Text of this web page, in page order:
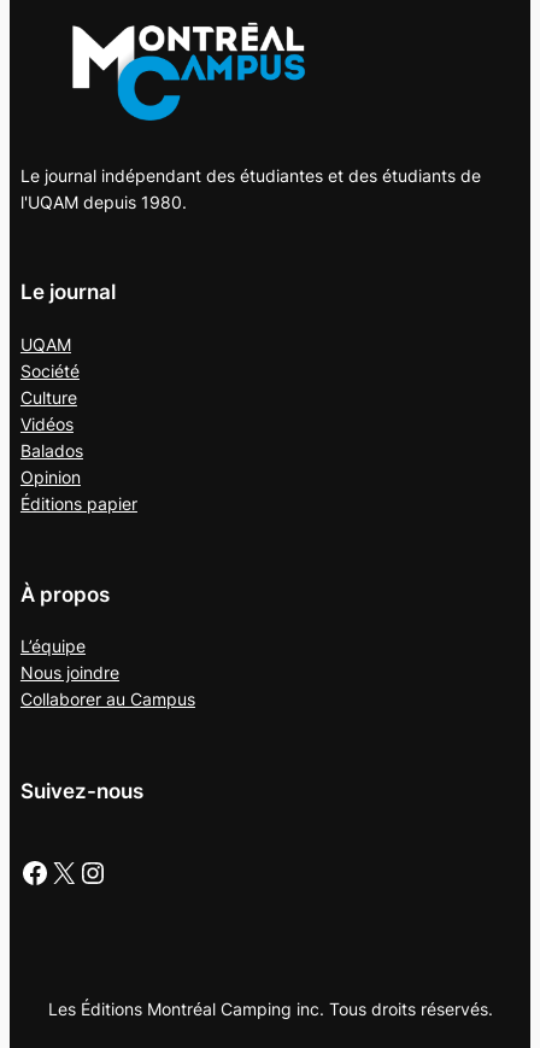
Le journal indépendant des étudiantes et des étudiants de
l'UQAM depuis 1980.
Le journal
UQAM
Société
Culture
Vidéos
Balados
Opinion
Éditions papier
À propos
L’équipe
Nous joindre
Collaborer au Campus
Suivez-nous
Facebook X Instagram
Les Éditions Montréal Camping inc. Tous droits réservés.